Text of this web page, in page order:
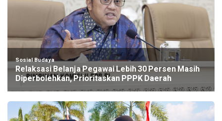
Sosial Budaya
Relaksasi Belanja Pegawai Lebih 30 Persen Masih
Diperbolehkan, Prioritaskan PPPK Daerah